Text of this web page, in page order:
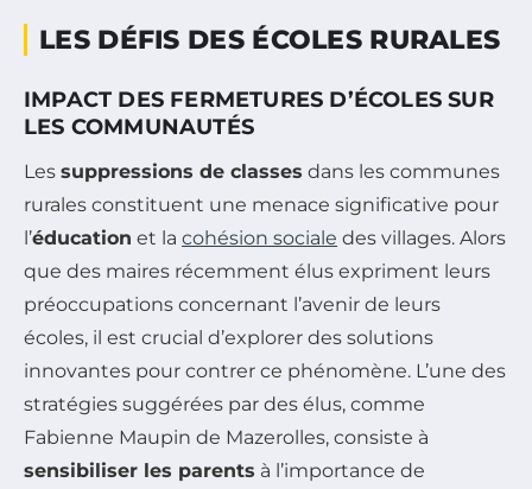
LES DÉFIS DES ÉCOLES RURALES
IMPACT DES FERMETURES D’ÉCOLES SUR
LES COMMUNAUTÉS
Les suppressions de classes dans les communes
rurales constituent une menace significative pour
l’éducation et la cohésion sociale des villages. Alors
que des maires récemment élus expriment leurs
préoccupations concernant l’avenir de leurs
écoles, il est crucial d’explorer des solutions
innovantes pour contrer ce phénomène. L’une des
stratégies suggérées par des élus, comme
Fabienne Maupin de Mazerolles, consiste à
sensibiliser les parents à l’importance de